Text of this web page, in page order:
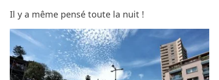
Il y a même pensé toute la nuit !